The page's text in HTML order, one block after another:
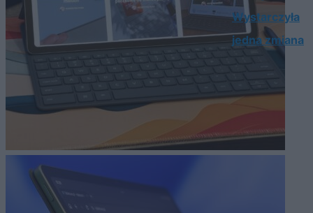
Wystarczyła
jedna zmiana